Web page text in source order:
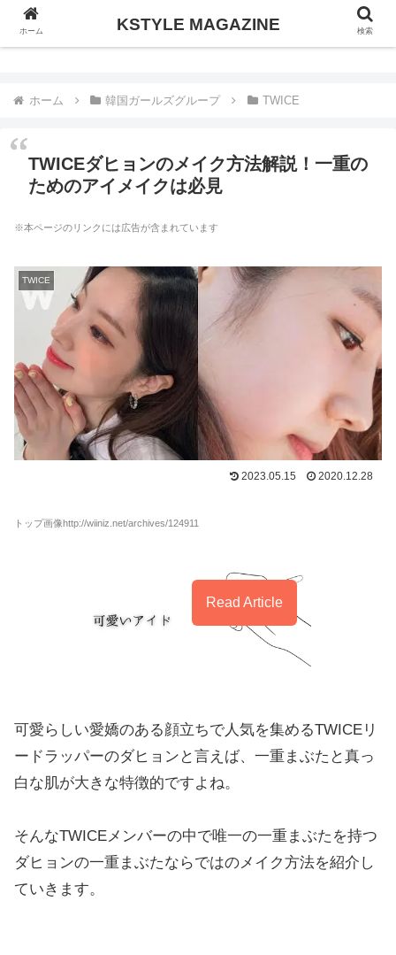
KSTYLE MAGAZINE
ホーム 韓国ガールズグループ TWICE
TWICEダヒョンのメイク方法解説！一重の
ためのアイメイクは必見
※本ページのリンクには広告が含まれています
TWICE
2023.05.15 2020.12.28
トップ画像http://wiiniz.net/archives/124911
Read Article
可愛らしい愛嬌のある顔立ちで人気を集めるTWICEリ
ードラッパーのダヒョンと言えば、一重まぶたと真っ
白な肌が大きな特徴的ですよね。
そんなTWICEメンバーの中で唯一の一重まぶたを持つ
ダヒョンの一重まぶたならではのメイク方法を紹介し
ていきます。
ホーム KSTYLE MAGAZINE 検索